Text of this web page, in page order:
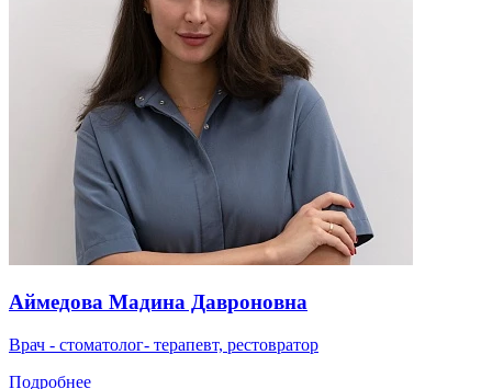
Аймедова Мадина Давроновна
Врач - стоматолог- терапевт, рестовратор
Подробнее